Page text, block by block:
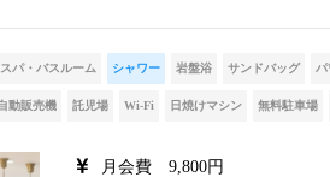
スパ・バスルーム シャワー 岩盤浴 サンドバッグ パ
動販売機 託児場 Wi-Fi 日焼けマシン 無料駐車場
月会費 9,800円